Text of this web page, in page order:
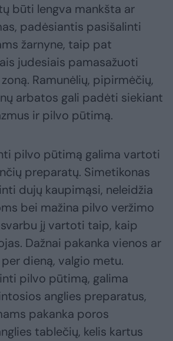
būti lengva mankšta ar
padėsiantis pasišalinti
žarnyne, taip pat
judesiais pamasažuoti
Ramunėlių, pipirmėčių,
arbatos gali padėti siekiant
ir pilvo pūtimą.
pilvo pūtimą galima vartoti
preparatų. Simetikonas
dujų kaupimąsi, neleidžia
bei mažina pilvo veržimo
jį vartoti taip, kaip
Dažnai pakanka vienos ar
dieną, valgio metu.
pilvo pūtimą, galima
anglies preparatus,
pakanka poros
tablečių, kelis kartus